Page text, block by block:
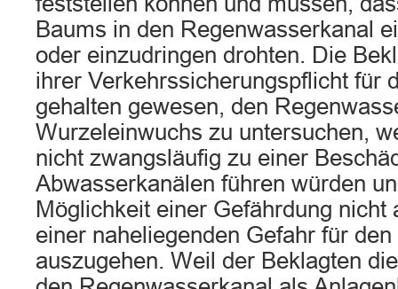
Baums in den Regenwasserkanal
oder einzudringen drohten. Die
ihrer Verkehrssicherungspflicht für
gehalten gewesen, den
Wurzeleinwuchs zu untersuchen,
nicht zwangsläufig zu einer
Abwasserkanälen führen würden
Möglichkeit einer Gefährdung nicht
einer naheliegenden Gefahr für
auszugehen. Weil der Beklagten